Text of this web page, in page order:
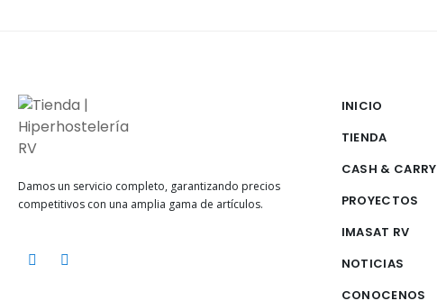
Damos un servicio completo, garantizando precios
competitivos con una amplia gama de artículos.
INICIO
TIENDA
CASH & CARRY
PROYECTOS
IMASAT RV
NOTICIAS
CONOCENOS